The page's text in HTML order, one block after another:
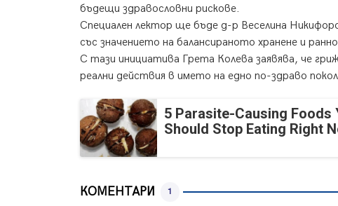
бъдещи здравословни рискове.
Специален лектор ще бъде д-р Веселина
със значението на балансираното хранене и
С тази инициатива Грета Колева заявява, че
реални действия в името на едно по-здраво
5 Parasite-Causing Foods
Should Stop Eating Right
КОМЕНТАРИ 1